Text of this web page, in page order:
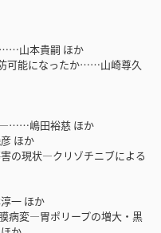
山本貴嗣 ほか
可能になったか……山崎尊久
―……嶋田裕慈 ほか
ほか
の現状―クリゾチニブによる
一 ほか
病変―胃ポリープの増大・黒